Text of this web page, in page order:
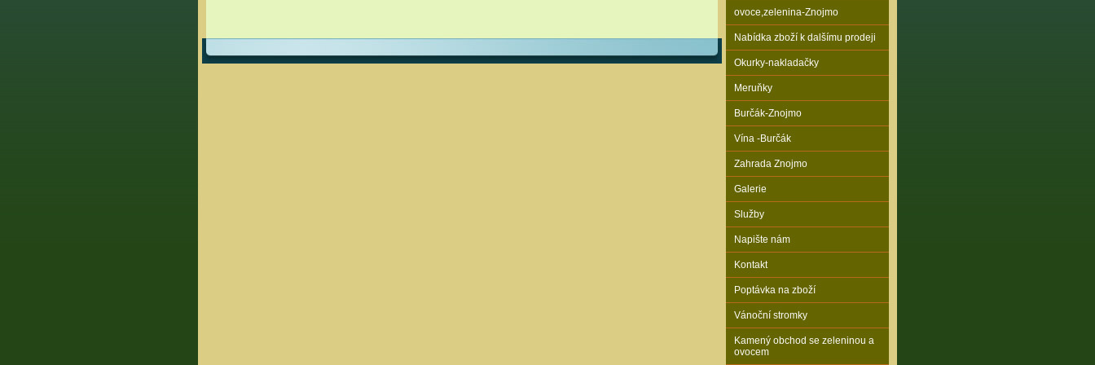
ovoce,zelenina-Znojmo
Nabídka zboží k dalšímu prodeji
Okurky-nakladačky
Meruňky
Burčák-Znojmo
Vína -Burčák
Zahrada Znojmo
Galerie
Služby
Napište nám
Kontakt
Poptávka na zboží
Vánoční stromky
Kamený obchod se zeleninou a
ovocem